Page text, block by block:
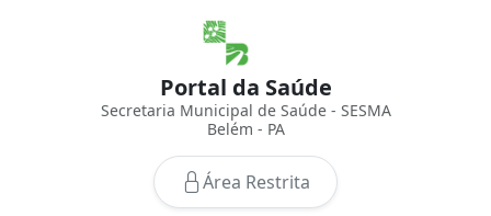
Portal da Saúde
Secretaria Municipal de Saúde - SESMA
Belém - PA
Área Restrita